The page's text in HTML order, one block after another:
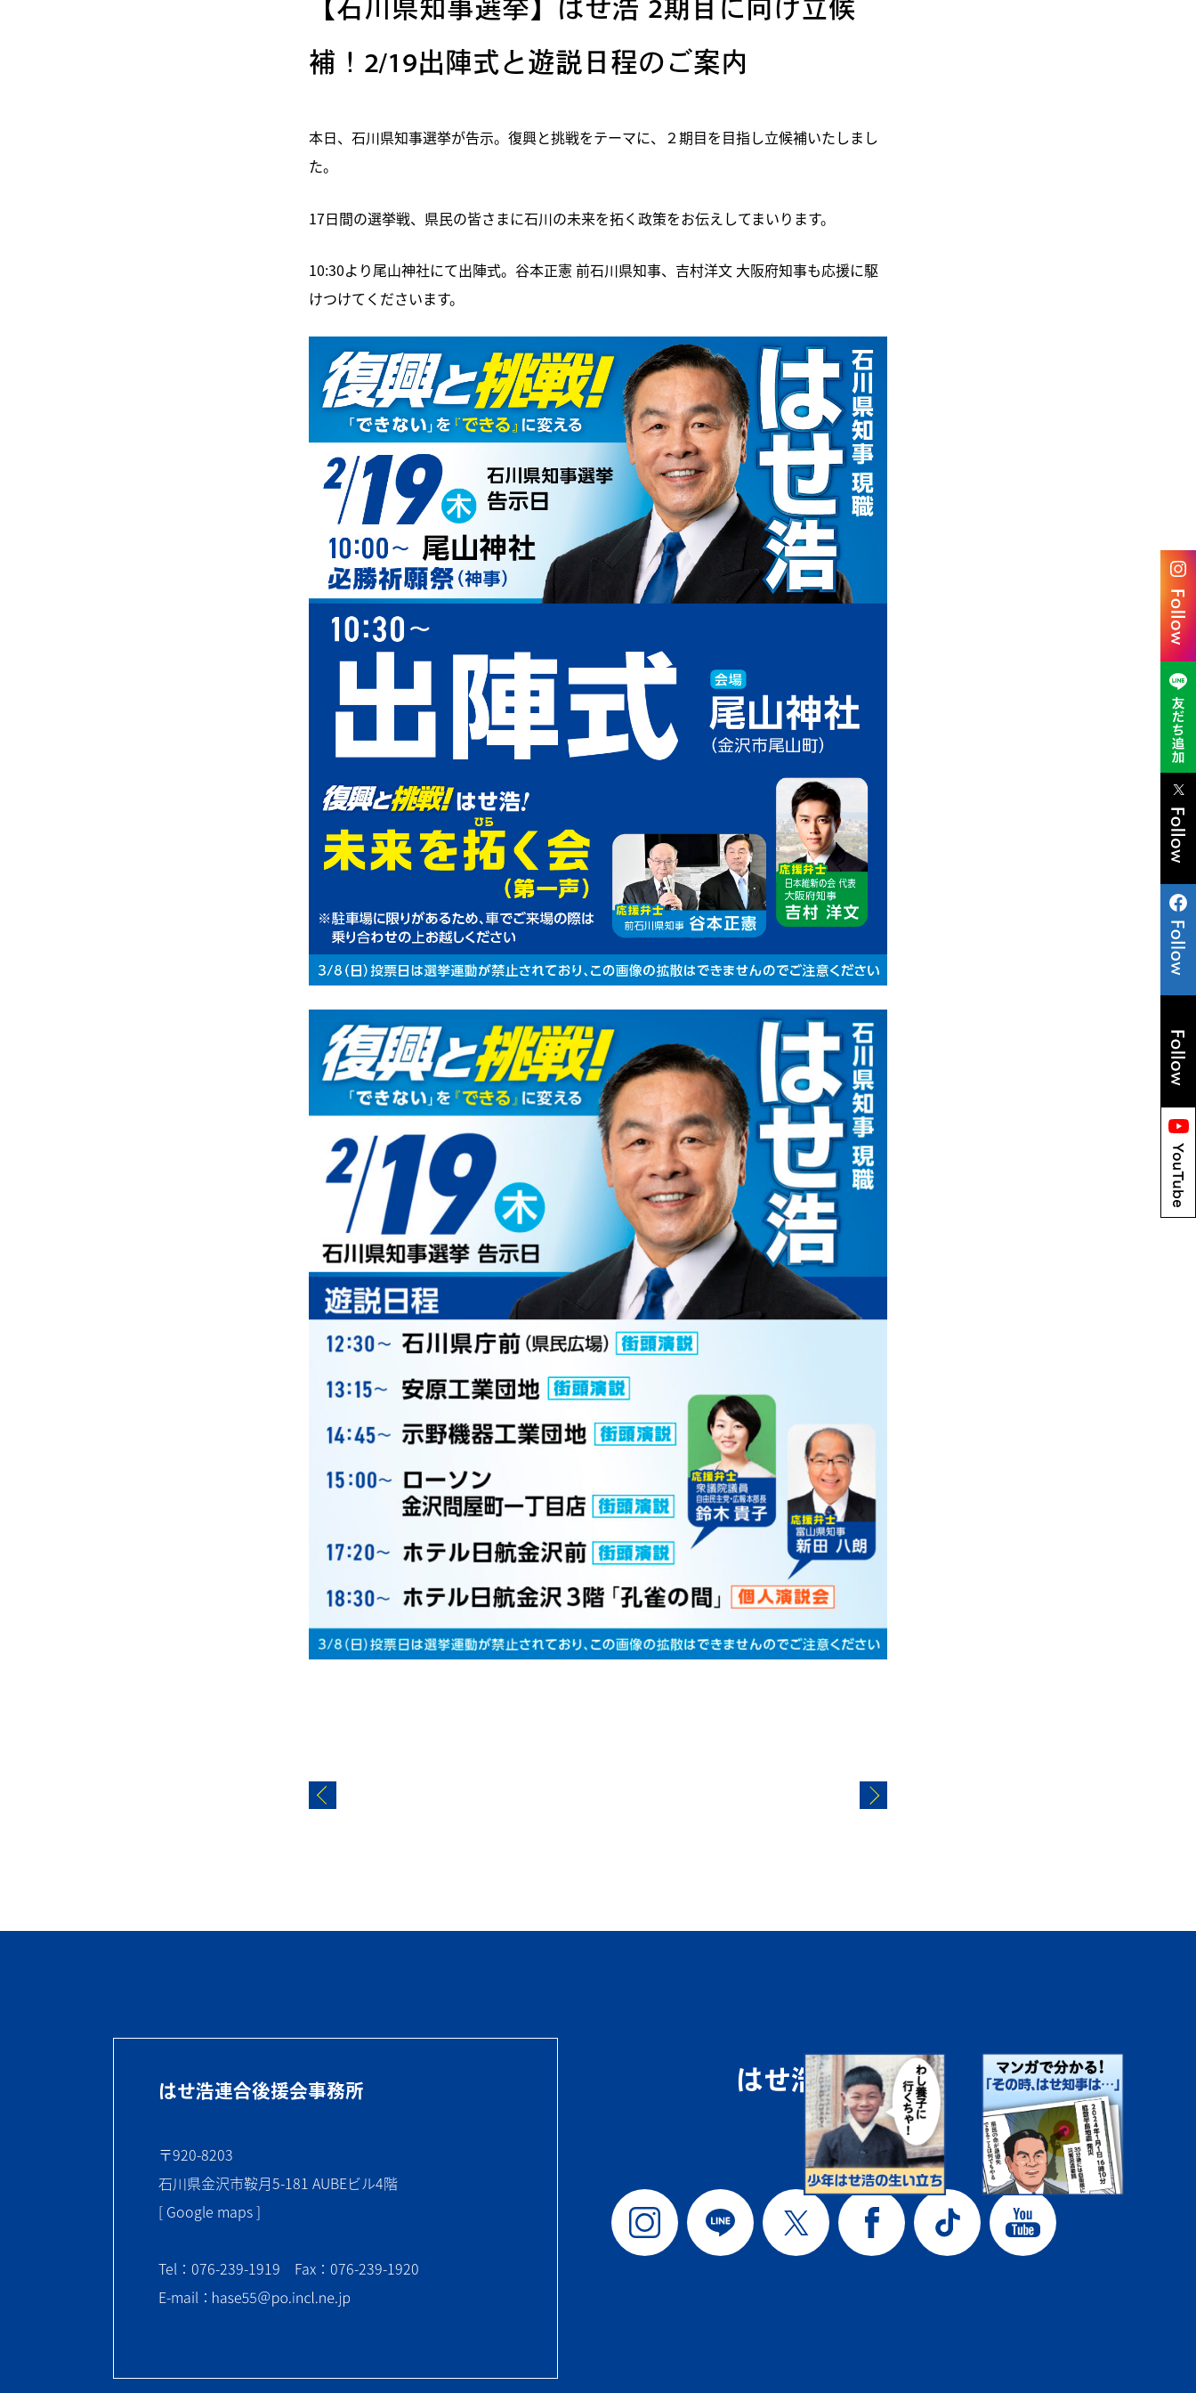
【石川県知事選挙】はせ浩 2期目に向け立候
補！2/19出陣式と遊説日程のご案内
本日、石川県知事選挙が告示。復興と挑戦をテーマに、２期目を目指し立候補いたしまし
た。
17日間の選挙戦、県民の皆さまに石川の未来を拓く政策をお伝えしてまいります。
10:30より尾山神社にて出陣式。谷本正憲 前石川県知事、吉村洋文 大阪府知事も応援に駆
けつけてくださいます。
はせ浩連合後援会事務所
〒920-8203
石川県金沢市鞍月5-181 AUBEビル4階
[ Google maps ]
Tel：076-239-1919 Fax：076-239-1920
E-mail：
はせ浩公式SNS